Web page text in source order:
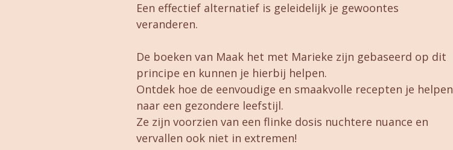
Een effectief alternatief is geleidelijk je gewoontes
veranderen.
De boeken van Maak het met Marieke zijn gebaseerd op dit
principe en kunnen je hierbij helpen.
Ontdek hoe de eenvoudige en smaakvolle recepten je helpen
naar een gezondere leefstijl.
Ze zijn voorzien van een flinke dosis nuchtere nuance en
vervallen ook niet in extremen!